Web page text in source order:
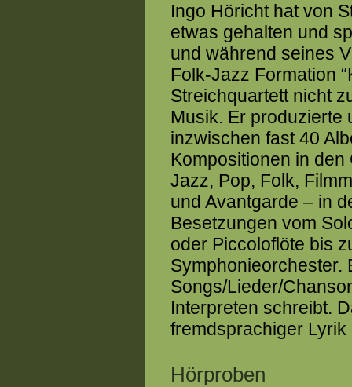
Ingo Höricht hat von
etwas gehalten und
und während seines
Folk-Jazz Formation
Streichquartett nicht
Musik. Er produzierte
inzwischen fast 40
Kompositionen in
Jazz, Pop, Folk,
und Avantgarde – in
Besetzungen vom
oder Piccoloflöte bis
Symphonieorchester.
Songs/Lieder/
Interpreten schreibt.
fremdsprachiger
Hörproben